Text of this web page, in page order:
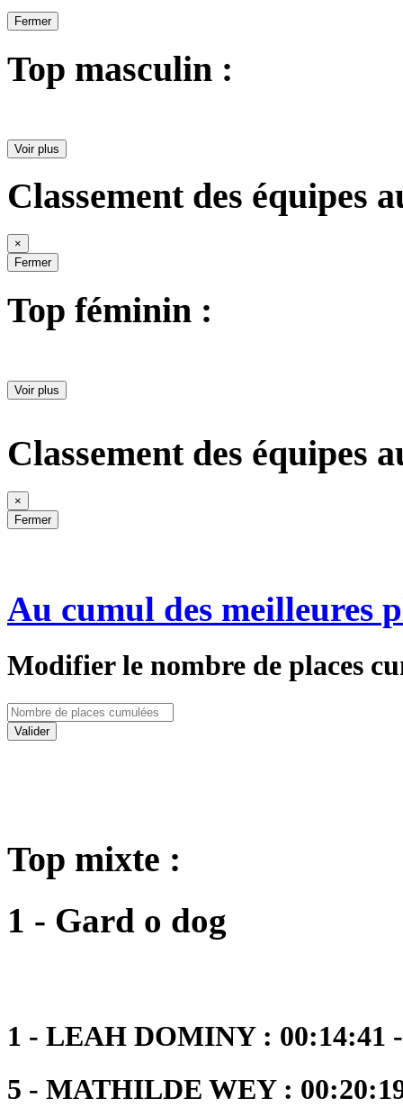
Fermer
Top masculin :
Voir plus
Classement des équipes
×
Fermer
Top féminin :
Voir plus
Classement des équipes
×
Fermer
Au cumul des meilleures
Modifier le nombre de places
Valider
Top mixte :
1 - Gard o dog
1 - LEAH DOMINY : 00:14:41
5 - MATHILDE WEY :